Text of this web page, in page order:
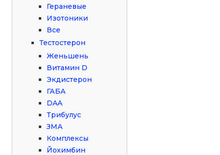
Гераневые
Изотоники
Все
Тестостерон
Женьшень
Витамин D
Экдистерон
ГАБА
DAA
Трибулус
ЗМА
Комплексы
Йохимбин